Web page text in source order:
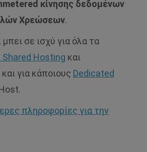
κίνησης δεδομένων
Χρεώσεων.
σε ισχύ για όλα τα
Shared Hosting και
για κάποιους Dedicated
πληροφορίες για την